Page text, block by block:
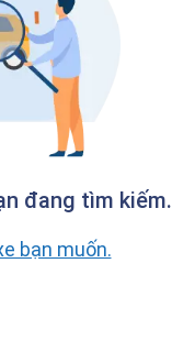
đang tìm kiếm.
bạn muốn.